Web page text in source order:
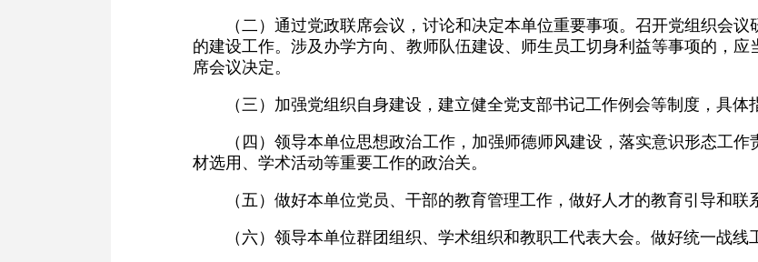
（二）通过党政联席会议，讨论和决定本单位重要事项。召开党组织会
的建设工作。涉及办学方向、教师队伍建设、师生员工切身利益等事项的，
席会议决定。
（三）加强党组织自身建设，建立健全党支部书记工作例会等制度，具体
（四）领导本单位思想政治工作，加强师德师风建设，落实意识形态工
材选用、学术活动等重要工作的政治关。
（五）做好本单位党员、干部的教育管理工作，做好人才的教育引导和联
（六）领导本单位群团组织、学术组织和教职工代表大会。做好统一战线